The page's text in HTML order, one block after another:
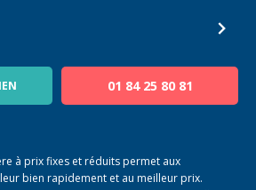
01 84 25 80 81
à prix fixes et réduits permet aux
bien rapidement et au meilleur prix.